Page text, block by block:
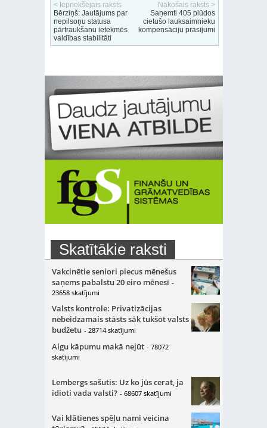
< Iepriekšējais raksts
Bērziņš: Jautājums par
nepilsoņu statusa
pārtraukšanu ietekmēs
valdības stabilitāti
Nākošais raksts >
Saņemti 405 plūdos
cietušo lauksaimnieku
kompensāciju prasījumi
Skatītākie raksti
Vakcinētie seniori piecus mēnešus
saņems pabalstu 20 eiro mēnesī -
23658 skatījumi
Valsts kontrole: Privatizācijas
nebeidzamais stāsts sāk tukšot valsts
budžetu - 28714 skatījumi
Algu kāpumu makā nejūt - 78072
skatījumi
Lembergs sašutis: Uz ko jūs cerat, ja
idioti vada valsti? - 68607 skatījumi
Vai klātienes spēļu nami veicina